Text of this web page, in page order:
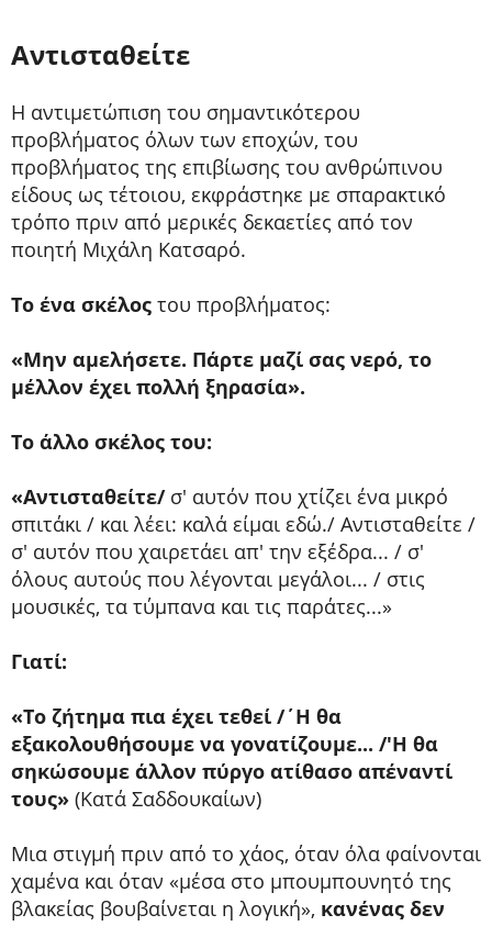
Αντισταθείτε
Η αντιμετώπιση του σημαντικότερου
προβλήματος όλων των εποχών, του
προβλήματος της επιβίωσης του ανθρώπινου
είδους ως τέτοιου, εκφράστηκε με σπαρακτικό
τρόπο πριν από μερικές δεκαετίες από τον
ποιητή Μιχάλη Κατσαρό.
Το ένα σκέλος του προβλήματος:
«Mην αμελήσετε. Πάρτε μαζί σας νερό, το
μέλλον έχει πολλή ξηρασία».
Το άλλο σκέλος του:
«Aντισταθείτε/σ' αυτόν που χτίζει ένα μικρό
σπιτάκι / και λέει: καλά είμαι εδώ./ Αντισταθείτε /
σ' αυτόν που χαιρετάει απ' την εξέδρα... / σ'
όλους αυτούς που λέγονται μεγάλοι... / στις
μουσικές, τα τύμπανα και τις παράτες...»
Γιατί:
«Το ζήτημα πια έχει τεθεί /΄Η θα
εξακολουθήσουμε να γονατίζουμε... /'Η θα
σηκώσουμε άλλον πύργο ατίθασο απέναντί
τους» (Κατά Σαδδουκαίων)
Μια στιγμή πριν από το χάος, όταν όλα φαίνονται
χαμένα και όταν «μέσα στο μπουμπουνητό της
βλακείας βουβαίνεται η λογική», κανένας δεν